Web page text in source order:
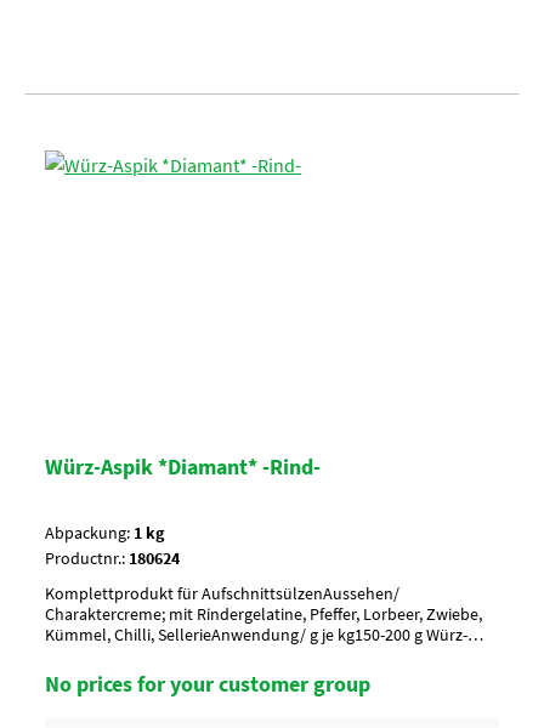
Würz-Aspik *Diamant* -Rind-
Abpackung: 1 kg
Productnr.: 180624
Komplettprodukt für AufschnittsülzenAussehen/
Charaktercreme; mit Rindergelatine, Pfeffer, Lorbeer, Zwiebe,
Kümmel, Chilli, SellerieAnwendung/ g je kg150-200 g Würz-
auflösenUmverpackung20 Btl. je Krt. (DF 100) / 36 Krt. per
Palette
No prices for your customer group